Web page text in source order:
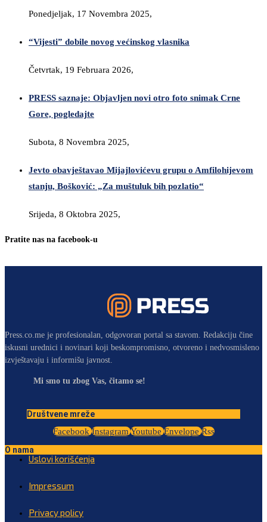
Ponedjeljak, 17 Novembra 2025,
“Vijesti” dobile novog većinskog vlasnika
Četvrtak, 19 Februara 2026,
PRESS saznaje: Objavljen novi otro foto snimak Crne
Gore, pogledajte
Subota, 8 Novembra 2025,
Jevto obavještavao Mijajlovićevu grupu o Amfilohijevom
stanju, Bošković: „Za muštuluk bih pozlatio“
Srijeda, 8 Oktobra 2025,
Pratite nas na facebook-u
Press.co.me je profesionalan, odgovoran portal sa stavom. Redakciju čine
iskusni urednici i novinari koji beskompromisno, otvoreno i nedvosmisleno
izvještavaju i informišu javnost.
Mi smo tu zbog Vas, čitamo se!
Društvene mreže
Facebook Instagram Youtube Envelope Rss
O nama
Uslovi korišćenja
Impressum
Privacy policy